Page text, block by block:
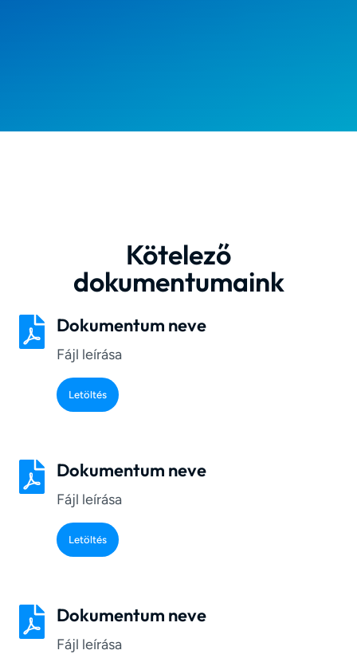
Kötelező
dokumentumaink
Dokumentum neve
Fájl leírása
Letöltés
Dokumentum neve
Fájl leírása
Letöltés
Dokumentum neve
Fájl leírása